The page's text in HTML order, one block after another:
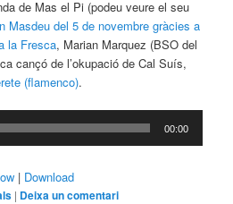
de Mas el Pi (podeu veure el seu
Masdeu del 5 de novembre gràcies a
la Fresca, Marian Marquez (BSO del
cançó de l’okupació de Cal Suís,
(flamenco).
00:00
| Download
| Deixa un comentari